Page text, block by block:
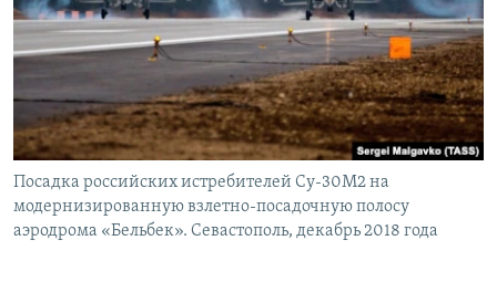
Посадка российских истребителей Су-30М2 на
модернизированную взлетно-посадочную полосу
аэродрома «Бельбек». Севастополь, декабрь 2018 года